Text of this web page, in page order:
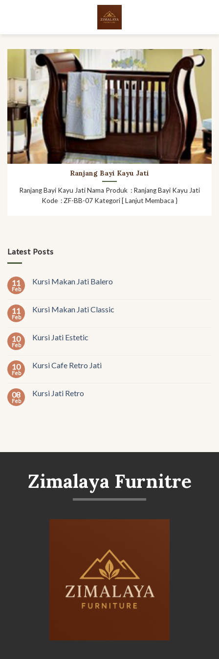
Latest Posts
11
Feb
Kursi Makan Jati Balero
11
Feb
Kursi Makan Jati Classic
10
Feb
Kursi Jati Estetic
10
Feb
Kursi Cafe Retro Jati
08
Feb
Kursi Jati Retro
Ranjang Bayi Kayu Jati
Ranjang Bayi Kayu Jati Nama Produk : Ranjang Bayi Kayu Jati
Kode : ZF-BB-07 Kategori [ Lanjut Membaca }
Zimalaya Furnitre